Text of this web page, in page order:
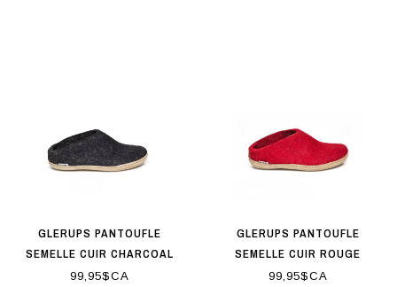
GLERUPS PANTOUFLE
SEMELLE CUIR CHARCOAL
99,95$CA
GLERUPS PANTOUFLE
SEMELLE CUIR ROUGE
99,95$CA